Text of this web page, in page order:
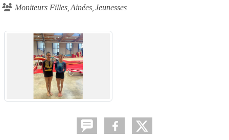
Moniteurs Filles Ainées Jeunesses